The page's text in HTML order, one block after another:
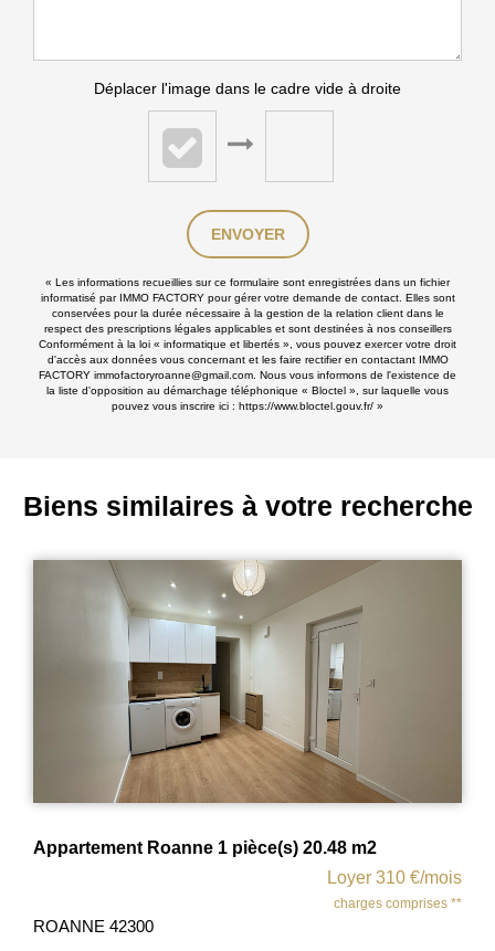
Déplacer l'image dans le cadre vide à droite
ENVOYER
« Les informations recueillies sur ce formulaire sont enregistrées dans un fichier
informatisé par IMMO FACTORY pour gérer votre demande de contact. Elles sont
conservées pour la durée nécessaire à la gestion de la relation client dans le
respect des prescriptions légales applicables et sont destinées à nos conseillers
Conformément à la loi « informatique et libertés », vous pouvez exercer votre droit
d'accès aux données vous concernant et les faire rectifier en contactant IMMO
FACTORY immofactoryroanne@gmail.com. Nous vous informons de l'existence de
la liste d'opposition au démarchage téléphonique « Bloctel », sur laquelle vous
pouvez vous inscrire ici : https://www.bloctel.gouv.fr/ »
Biens similaires à votre recherche
20.48 m2
Appartement 3 pièce(s) 75